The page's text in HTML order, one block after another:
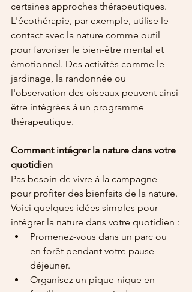
certaines approches thérapeutiques.
L'écothérapie, par exemple, utilise le
contact avec la nature comme outil
pour favoriser le bien-être mental et
émotionnel. Des activités comme le
jardinage, la randonnée ou
l'observation des oiseaux peuvent ainsi
être intégrées à un programme
thérapeutique.
Comment intégrer la nature dans votre
quotidien
Pas besoin de vivre à la campagne
pour profiter des bienfaits de la nature.
Voici quelques idées simples pour
intégrer la nature dans votre quotidien :
Promenez-vous dans un parc ou
en forêt pendant votre pause
déjeuner.
Organisez un pique-nique en